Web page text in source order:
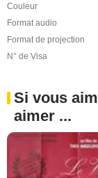
Couleur
Format audio
Format de projection
N° de Visa
Si vous
aimer ...